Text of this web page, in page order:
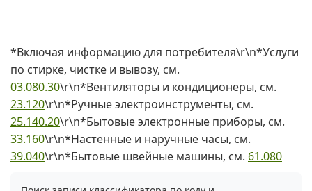
*Включая информацию для потребителя\r\n*Услуги
по стирке, чистке и вывозу, см.
03.080.30\r\n*Вентиляторы и кондиционеры, см.
23.120\r\n*Ручные электроинструменты, см.
25.140.20\r\n*Бытовые электронные приборы, см.
33.160\r\n*Настенные и наручные часы, см.
39.040\r\n*Бытовые швейные машины, см. 61.080